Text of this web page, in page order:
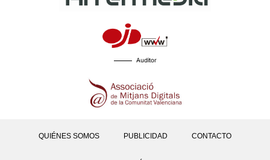
Auditor
QUIÉNES SOMOS PUBLICIDAD CONTACTO